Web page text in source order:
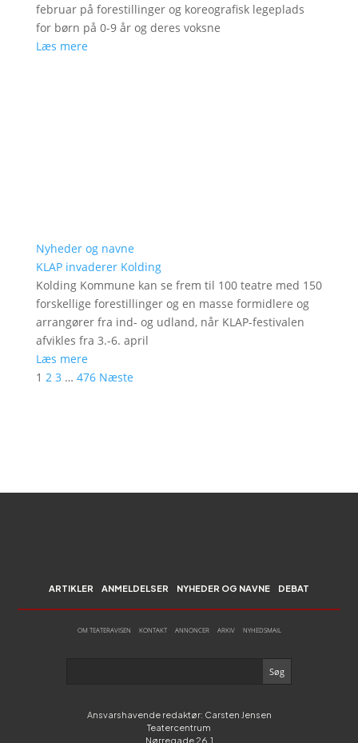
februar på forestillinger og koreografisk legeplads
for børn på 0-9 år og deres voksne
Læs mere
Nyheder og navne
KLAP invaderer Kolding
Kolding Kommune kan se frem til 100 teatre med 150
forskellige forestillinger og en masse formidlere og
arrangører fra ind- og udland, når KLAP-festivalen
afvikles fra 3.-6. april
Læs mere
1 2 3 … 476 Næste
ARTIKLER ANMELDELSER NYHEDER OG NAVNE DEBAT
OM TEATERAVISEN KONTAKT ANNONCER ARKIV NYHEDSMAIL
Ansvarshavende redaktør: Carsten Jensen
Teatercentrum
Nørregade 26,1